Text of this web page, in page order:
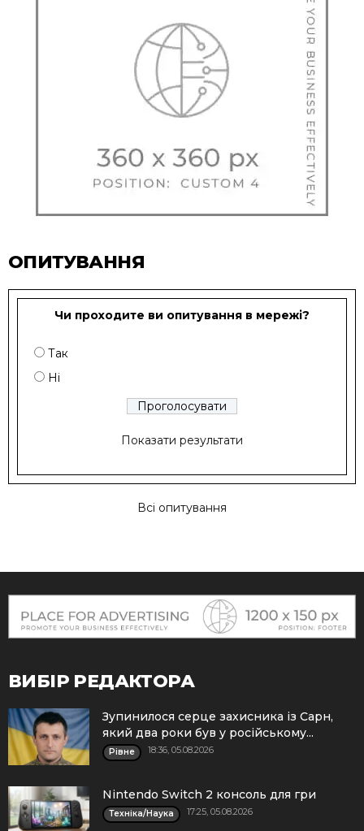
ОПИТУВАННЯ
Чи проходите ви опитування в мережі?
Так
Ні
Показати результати
Всі опитування
ВИБІР РЕДАКТОРА
Зупинилося серце захисника із Сарн,
який два роки був у російському...
Рівне 18:36, 05.08.2026
Nintendo Switch 2 консоль для гри
Техніка/Наука 17:25, 05.08.2026